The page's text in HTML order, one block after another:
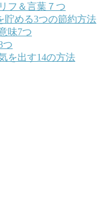
フ＆言葉７つ
貯める3つの節約方法
味7つ
つ
を出す14の方法